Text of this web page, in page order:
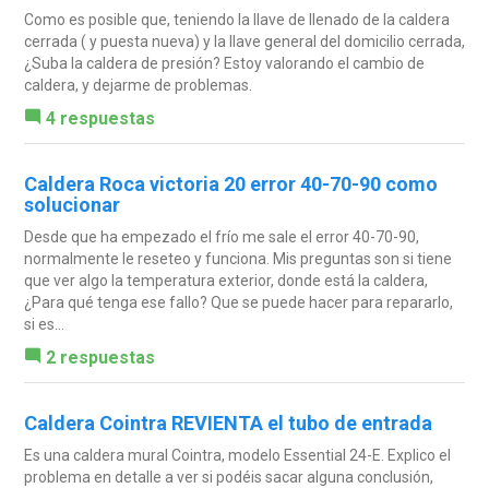
Como es posible que, teniendo la llave de llenado de la caldera
cerrada ( y puesta nueva) y la llave general del domicilio cerrada,
¿Suba la caldera de presión? Estoy valorando el cambio de
caldera, y dejarme de problemas.
4 respuestas
Caldera Roca victoria 20 error 40-70-90 como
solucionar
Desde que ha empezado el frío me sale el error 40-70-90,
normalmente le reseteo y funciona. Mis preguntas son si tiene
que ver algo la temperatura exterior, donde está la caldera,
¿Para qué tenga ese fallo? Que se puede hacer para repararlo,
si es...
2 respuestas
Caldera Cointra REVIENTA el tubo de entrada
Es una caldera mural Cointra, modelo Essential 24-E. Explico el
problema en detalle a ver si podéis sacar alguna conclusión,